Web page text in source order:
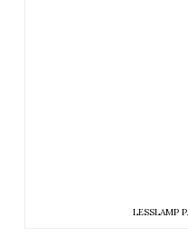
LESSLAMP